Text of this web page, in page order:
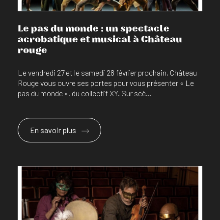
Le pas du monde : un spectacle
acrobatique et musical à Château
rouge
Le vendredi 27 et le samedi 28 février prochain, Château
Rouge vous ouvre ses portes pour vous présenter « Le
pas du monde », du collectif XY. Sur scè...
En savoir plus